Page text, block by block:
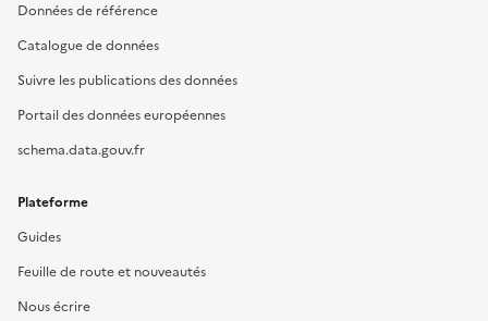
Données de référence
Catalogue de données
Suivre les publications des données
Portail des données européennes
schema.data.gouv.fr
Plateforme
Guides
Feuille de route et nouveautés
Nous écrire